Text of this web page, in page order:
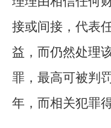
接或间接，代表
益，而仍然处理
罪，最高可被判
年，而相关犯罪